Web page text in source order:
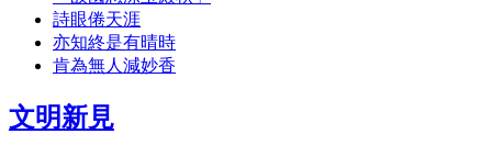
詩眼倦天涯
亦知終是有晴時
肯為無人減妙香
文明新見